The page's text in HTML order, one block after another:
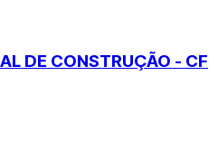
DE CONSTRUÇÃO - CF